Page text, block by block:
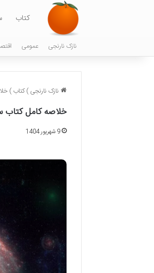
کتاب
نازک نارنجی عمومی
نازک نارنجی ) کتاب )
خلاصه کامل
9 شهریور 1404